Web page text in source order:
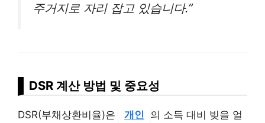
주거지로 자리 잡고 있습니다.”
DSR 계산 방법 및 중요성
DSR(부채상환비율)은 개인
의 소득 대비 빚을 얼